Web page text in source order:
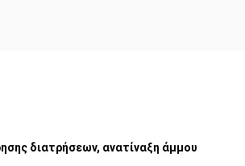
διατρήσεων, ανατίναξη άμμου